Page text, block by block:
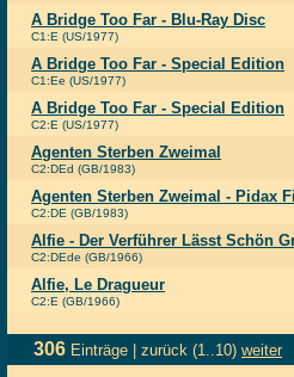
A Bridge Too Far - Blu-Ray Disc
C1:E (US/1977)
A Bridge Too Far - Special Edition
C1:Ee (US/1977)
A Bridge Too Far - Special Edition
C2:E (US/1977)
Agenten Sterben Zweimal
C2:DEd (GB/1983)
Agenten Sterben Zweimal - Pidax
C2:DE (GB/1983)
Alfie - Der Verführer Lässt Schön
C2:DEde (GB/1966)
Alfie, Le Dragueur
C2:E (GB/1966)
306 Einträge | zurück (1..10) weiter